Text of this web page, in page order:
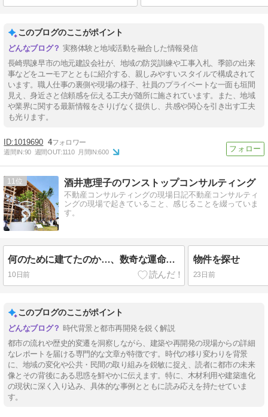
このブログのここがポイント
実務体験と地域活動を融合した情報発信
長崎県諫早市の地元建設会社が、地域の防災訓練や工事入札、季節の出来
事などをユーモアとともに紹介する、親しみやすいスタイルで構成されて
います。職人仕事の裏側や現場の様子、社員のプライベートな一面も垣間
見え、身近さと信頼感を伝える工夫が随所に施されています。また、地域
や業界に関する最新情報をさりげなく提供し、共感や関心を引き出す工夫
も光ります。
1019690 4
週間IN:90 週間OUT:1110 月間IN:600
11 酒井恵理子のワンストップコンサルティング
不動産コンサルティングの現場日記不動産コンサルティ
ングの現場で起きていること、感じることを綴っていま
す。
何のために建てたのか…、数奇な運命をたどる建物
10日前
物件を探せ
23日前
このブログのここがポイント
時代背景と都市再開発を鋭く解説
都市の流れや歴史的変遷を洞察しながら、建築や再開発の現場からの詳細
なレポートを届ける専門的な文章が特徴です。時代の移り変わりを背景
に、地域の変化や公共・民間の取り組みを鋭敏に捉え、読者に都市の未来
像とその背後にある思惑を鮮やかに伝えます。特に、木材利用や建築進化
の現状に深く入り込み、具体的な事例とともに読み応えを持たせていま
す。